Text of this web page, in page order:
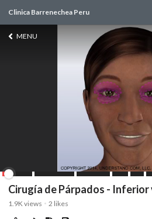
Clinica Barrenechea Peru
MENU
Cirugía de Párpados -
1.9Kviews 2 likes